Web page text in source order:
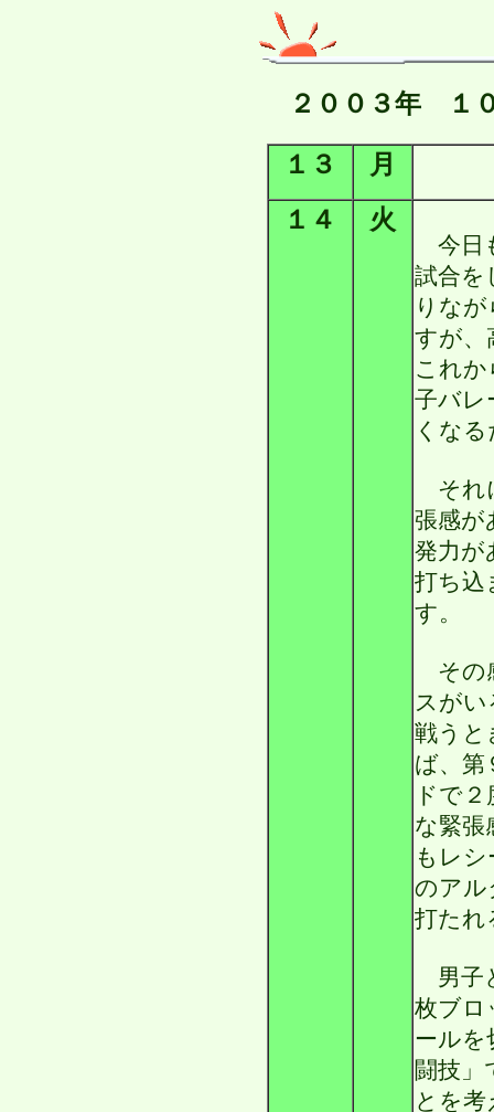
２００３年 １
１３
月
１４
火
今日
試合を
りな
すが、
これか
子バレ
くな
それ
張感が
発力が
打ち込
す。
その
スがい
戦うと
ば、第
ドで
な緊張
もレ
のアル
打たれ
男子
枚ブロ
ールを
闘技」
とを